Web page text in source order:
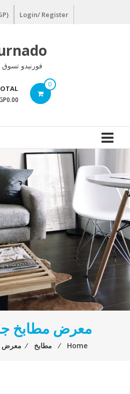
Login/ Register
فورنيدو تسوق
0
معرض مطابخ
Home
⁄ مطابخ ⁄ معرض